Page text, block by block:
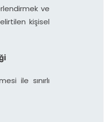
ve
kişisel
ile sınırlı